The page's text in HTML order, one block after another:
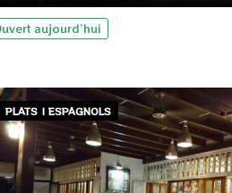
aujourd’hui
PLATS | ESPAGNOLS